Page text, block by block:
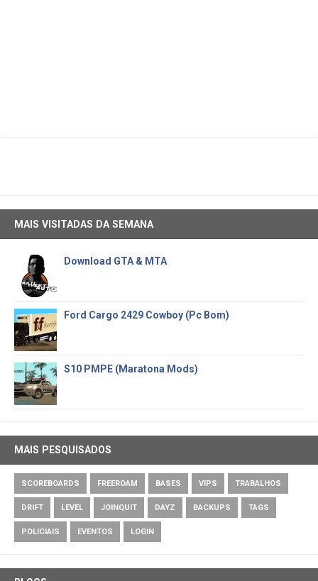
MAIS VISITADAS DA SEMANA
Download GTA & MTA
Ford Cargo 2429 Cowboy (Pc Bom)
S10 PMPE (Maratona Mods)
MAIS PESQUISADOS
SCOREBOARDS FREEROAM BASES VIPS TRABALHOS
DRIFT LEVEL JOINQUIT DAYZ BACKUPS TAGS
POLICIAIS EVENTOS LOGIN